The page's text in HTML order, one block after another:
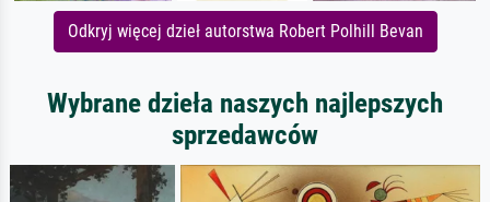
Odkryj więcej dzieł autorstwa Robert Polhill Bevan
Wybrane dzieła naszych najlepszych
sprzedawców